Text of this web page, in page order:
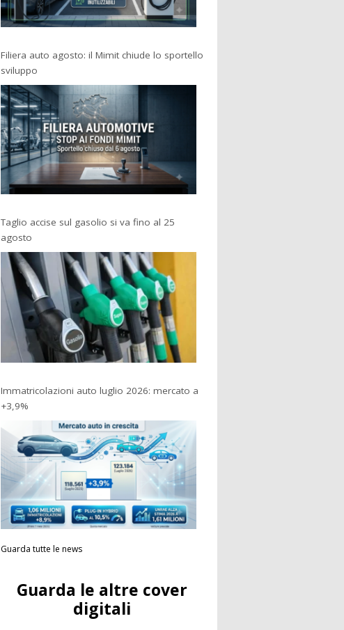
Filiera auto agosto: il Mimit chiude lo sportello
sviluppo
Taglio accise sul gasolio si va fino al 25
agosto
Immatricolazioni auto luglio 2026: mercato a
+3,9%
Guarda tutte le news
Guarda le altre cover
digitali